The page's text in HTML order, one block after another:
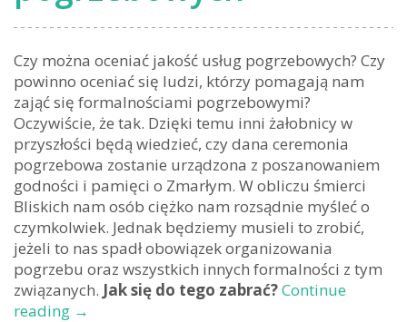
Czy można oceniać jakość usług pogrzebowych? Czy
powinno oceniać się ludzi, którzy pomagają nam
zająć się formalnościami pogrzebowymi?
Oczywiście, że tak. Dzięki temu inni żałobnicy w
przyszłości będą wiedzieć, czy dana ceremonia
pogrzebowa zostanie urządzona z poszanowaniem
godności i pamięci o Zmarłym. W obliczu śmierci
Bliskich nam osób ciężko nam rozsądnie myśleć o
czymkolwiek. Jednak będziemy musieli to zrobić,
jeżeli to nas spadł obowiązek organizowania
pogrzebu oraz wszystkich innych formalności z tym
związanych. Jak się do tego zabrać?Continue
reading Najwyższa
→